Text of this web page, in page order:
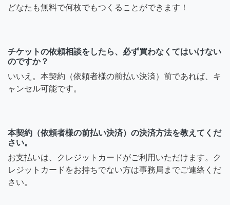
どなたも無料で何枚でもつくることができます！
チケットの依頼相談をしたら、必ず買わなくてはいけない
のですか？
いいえ。本契約（依頼者様の前払い決済）前であれば、キ
ャンセル可能です。
本契約（依頼者様の前払い決済）の決済方法を教えてくだ
さい。
お支払いは、クレジットカードがご利用いただけます。ク
レジットカードをお持ちでない方は事務局までご連絡くだ
さい。